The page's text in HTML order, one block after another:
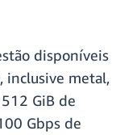
disponíveis
inclusive metal,
GiB de
Gbps de